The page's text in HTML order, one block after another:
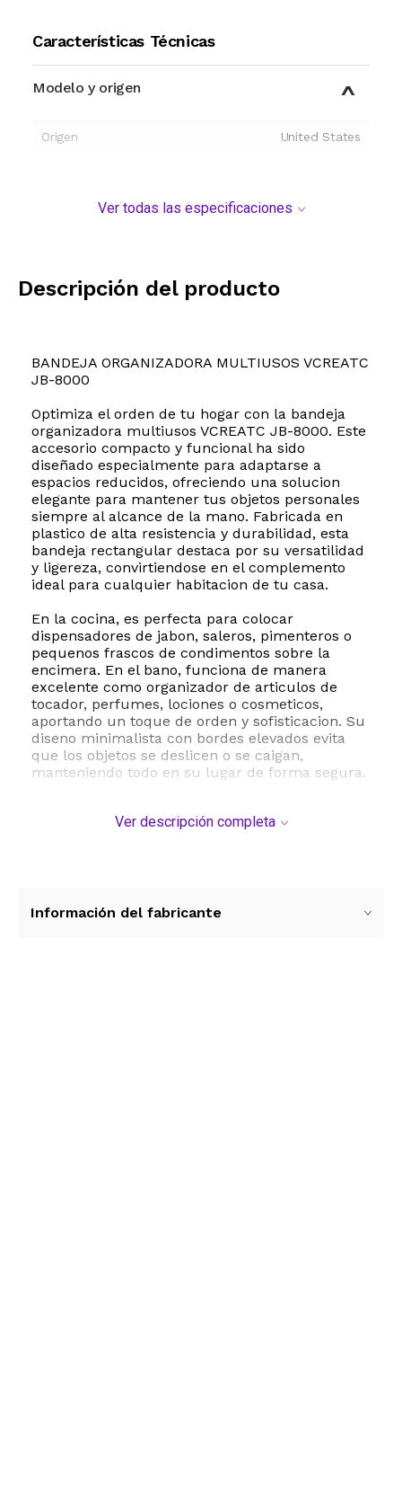
Características Técnicas
Modelo y origen
Origen United States
Ver todas las especificaciones
Descripción del producto
BANDEJA ORGANIZADORA MULTIUSOS VCREATC
JB-8000
Optimiza el orden de tu hogar con la bandeja
organizadora multiusos VCREATC JB-8000. Este
accesorio compacto y funcional ha sido
diseñado especialmente para adaptarse a
espacios reducidos, ofreciendo una solucion
elegante para mantener tus objetos personales
siempre al alcance de la mano. Fabricada en
plastico de alta resistencia y durabilidad, esta
bandeja rectangular destaca por su versatilidad
y ligereza, convirtiendose en el complemento
ideal para cualquier habitacion de tu casa.
En la cocina, es perfecta para colocar
dispensadores de jabon, saleros, pimenteros o
pequenos frascos de condimentos sobre la
encimera. En el bano, funciona de manera
excelente como organizador de articulos de
tocador, perfumes, lociones o cosmeticos,
aportando un toque de orden y sofisticacion. Su
diseno minimalista con bordes elevados evita
que los objetos se deslicen o se caigan,
manteniendo todo en su lugar de forma segura.
sencilla gracias a su superficie lisa que no
adapta perfectamente a cualquier repisa, lavabo
Ver descripción completa
Información del fabricante